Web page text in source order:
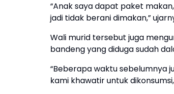
“Anak saya dapat paket
jadi tidak berani dimakan,”
Wali murid tersebut juga
bandeng yang diduga sudah
“Beberapa waktu sebelumnya
kami khawatir untuk